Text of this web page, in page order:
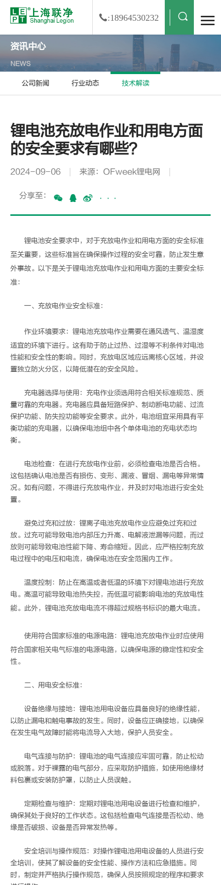
:18964530232
资讯中心
NEWS
公司新闻 行业动态 技术解读
锂电池充放电作业和用电方面
的安全要求有哪些？
2024-09-06 来源：OFweek锂电网
分享至： ···
锂电池安全要求中，对于充放电作业和用电方面的安全标准
至关重要，这些标准旨在确保操作过程的安全可靠，防止发生意
外事故。以下是关于锂电池充放电作业和用电方面的主要安全标
准：
一、充放电作业安全标准：
作业环境要求：锂电池充放电作业需要在通风透气、温湿度
适宜的环境下进行。这有助于防止过热、过湿等不利条件对电池
性能和安全性的影响。同时，充放电区域应远离核心区域，并设
置独立防火分区，以降低潜在的安全风险。
充电器选择与使用：充电作业须选用符合相关标准规范、质
量可靠的充电器。充电器应具备短路保护、制动断电功能、过流
保护功能、防失控功能等安全要求。此外，电池组宜采用具有平
衡功能的充电器，以确保电池组中各个单体电池的充电状态均
衡。
电池检查：在进行充放电作业前，必须检查电池是否合格。
这包括确认电池是否有损伤、变形、漏液、冒烟、漏电等异常情
况。如有问题，不得进行充放电作业，并及时对电池进行安全处
置。
避免过充和过放：锂离子电池充放电作业应避免过充和过
放。过充可能导致电池内部压力升高、电解液泄漏等问题，而过
放则可能导致电池性能下降、寿命缩短。因此，应严格控制充放
电过程中的电压和电流，确保电池在安全范围内工作。
温度控制：防止在高温或者低温的环境下对锂电池进行充放
电。高温可能导致电池热失控，而低温可能影响电池的充放电性
能。此外，锂电池充放电电流不得超过规格书标识的最大电流。
使用符合国家标准的电源电路：锂电池充放电作业时应使用
符合国家相关电气标准的电源电路，以确保电源的稳定性和安全
性。
二、用电安全标准：
设备绝缘与接地：锂电池用电设备应具备良好的绝缘性能，
以防止漏电和触电事故的发生。同时，设备应正确接地，以确保
在发生电气故障时能将电流导入大地，保护人员安全。
电气连接与防护：锂电池的电气连接应牢固可靠，防止松动
或脱落。对于裸露的电气部分，应采取防护措施，如使用绝缘材
料包裹或安装防护罩，以防止人员误触。
定期检查与维护：定期对锂电池用电设备进行检查和维护，
确保其处于良好的工作状态。这包括检查电气连接是否松动、绝
缘是否破损、设备是否异常发热等。
安全培训与操作规范：对操作锂电池用电设备的人员进行安
全培训，使其了解设备的安全性能、操作方法和应急措施。同
时，制定并严格执行操作规范，确保人员按照规定的程序和要求